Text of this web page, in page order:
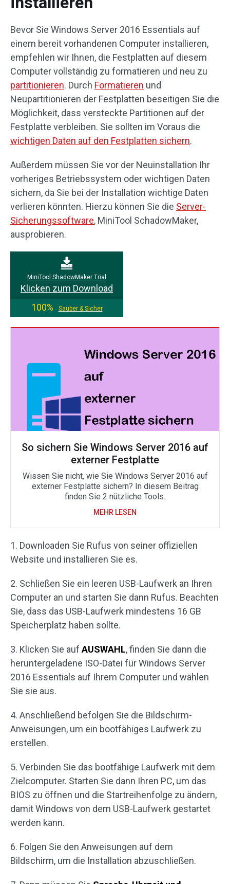
Bevor Sie Windows Server 2016 Essentials auf
einem bereit vorhandenen Computer installieren,
empfehlen wir Ihnen, die Festplatten auf diesem
Computer vollständig zu formatieren und neu zu
partitionieren. Durch Formatieren und
Neupartitionieren der Festplatten beseitigen Sie die
Möglichkeit, dass versteckte Partitionen auf der
Festplatte verbleiben. Sie sollten im Voraus die
wichtigen Daten auf den Festplatten sichern.
Außerdem müssen Sie vor der Neuinstallation Ihr
vorheriges Betriebssystem oder wichtigen Daten
sichern, da Sie bei der Installation wichtige Daten
verlieren könnten. Hierzu können Sie die Server-
Sicherungssoftware, MiniTool SchadowMaker,
ausprobieren.
MiniTool ShadowMaker Trial
Klicken zum Download
100%
Sauber & Sicher
So sichern Sie Windows Server 2016 auf
externer Festplatte
Wissen Sie nicht, wie Sie Windows Server 2016 auf
externer Festplatte sichern? In diesem Beitrag
finden Sie 2 nützliche Tools.
MEHR LESEN
1. Downloaden Sie Rufus von seiner offiziellen
Website und installieren Sie es.
2. Schließen Sie ein leeren USB-Laufwerk an Ihren
Computer an und starten Sie dann Rufus. Beachten
Sie, dass das USB-Laufwerk mindestens 16 GB
Speicherplatz haben sollte.
3. Klicken Sie auf AUSWAHL, finden Sie dann die
heruntergeladene ISO-Datei für Windows Server
2016 Essentials auf Ihrem Computer und wählen
Sie sie aus.
4. Anschließend befolgen Sie die Bildschirm-
Anweisungen, um ein bootfähiges Laufwerk zu
erstellen.
5. Verbinden Sie das bootfähige Laufwerk mit dem
Zielcomputer. Starten Sie dann Ihren PC, um das
BIOS zu öffnen und die Startreihenfolge zu ändern,
damit Windows von dem USB-Laufwerk gestartet
werden kann.
6. Folgen Sie den Anweisungen auf dem
Bildschirm, um die Installation abzuschließen.